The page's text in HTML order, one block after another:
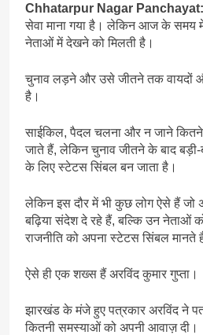
Chhatarpur Nagar Panchayat:
सेवा माना गया है। लेकिन आज के समय में
नेताओं में देखने को मिलती है।
चुनाव लड़ने और उसे जीतने तक वायदों
है।
साईकिल, पैदल चलना और न जाने
जाते हैं, लेकिन चुनाव जीतने के बाद बड़ी-
के लिए स्टेटस सिंबल बन जाता है।
लेकिन इस दौर में भी कुछ लोग ऐसे हैं जो
बढ़िया संदेश दे रहे हैं, बल्कि उन नेताओं
राजनीति को अपना स्टेटस सिंबल मानते
ऐसे ही एक शख्स हैं अरविंद कुमार गुप्ता।
झारखंड के मंजे हुए पत्रकार अरविंद ने
कितनी समस्याओं को अपनी आवाज़ दी।